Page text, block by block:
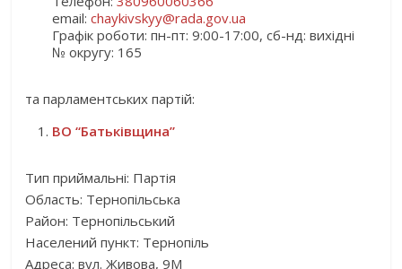
email:chaykivskyy@rada.gov.ua
Графік роботи: пн-пт: 9:00-17:00, сб-нд: вихідні
№ округу: 165
та парламентських партій:
ВО “Батьківщина”
Тип приймальні: Партія
Область: Тернопільська
Район: Тернопільський
Населений пункт: Тернопіль
Адреса: вул. Живова, 9М